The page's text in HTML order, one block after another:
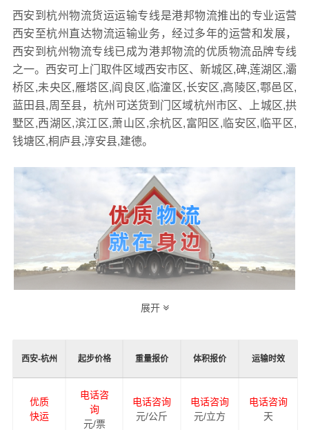
西安到杭州物流货运运输专线是港邦物流推出的专业运营
西安至杭州直达物流运输业务，经过多年的运营和发展，
西安到杭州物流专线已成为港邦物流的优质物流品牌专线
之一。西安可上门取件区域西安市区、新城区,碑,莲湖区,灞
桥区,未央区,雁塔区,阎良区,临潼区,长安区,高陵区,鄠邑区,
蓝田县,周至县，杭州可送货到门区域杭州市区、上城区,拱
墅区,西湖区,滨江区,萧山区,余杭区,富阳区,临安区,临平区,
钱塘区,桐庐县,淳安县,建德。
物流公司,物流运输,货运公司,发全国物流
加安全、及时、高效的运营，进一步提高港邦物流西安至
并备有专业的物流工作人员与您及时沟通，为您提供从西
安到杭州的物流运输相关延伸服务，极大的保障了货物的
准时到达和及时派送，缩短了货物在途时间，提高了物流
展开
西安-杭州 起步价格 重量报价 体积报价 运输时效
优质
快运
电话咨
询
元/票
电话咨询
元/公斤
电话咨询
元/立方
电话咨询
天